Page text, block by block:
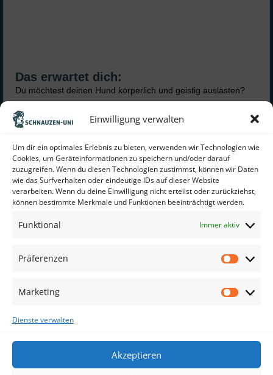
Einwilligung verwalten
Um dir ein optimales Erlebnis zu bieten, verwenden wir Technologien wie
Cookies, um Geräteinformationen zu speichern und/oder darauf
zuzugreifen. Wenn du diesen Technologien zustimmst, können wir Daten
wie das Surfverhalten oder eindeutige IDs auf dieser Website
verarbeiten. Wenn du deine Einwilligung nicht erteilst oder zurückziehst,
können bestimmte Merkmale und Funktionen beeinträchtigt werden.
Funktional Immer aktiv
Präferenzen
Marketing
Dienste verwalten
Akzeptieren
Das erwartet dich:
Du möchtest deinen Hund körperlich und geistig auslasten?
Du hast aber noch keine Erfahrung im Dummy-Training und
Dann ist unser Dummy-Kurs 1 genau das Richtige für dich.
An 8 Terminen legen wir die Grundlagen für eure zukünftige
kleine Suche, Voran-Schicken, Frust aushalten.
Das müsst ihr mitbringen: eine Moxon-/Retrieverleine mit
Fragen meldet euch gerne bei Svenja.